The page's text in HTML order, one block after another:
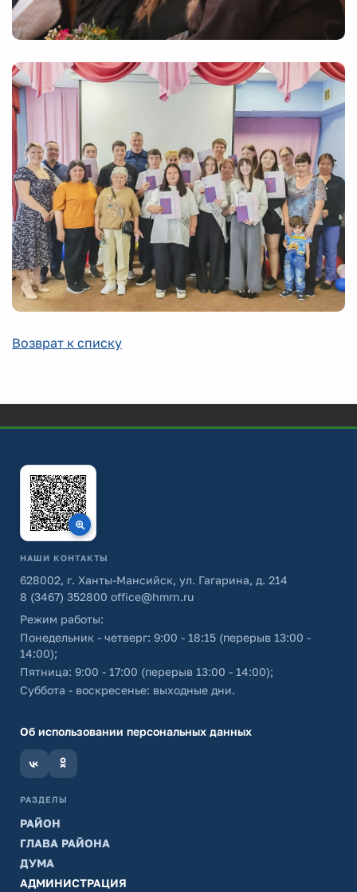
Возврат к списку
НАШИ КОНТАКТЫ
628002, г. Ханты-Мансийск, ул. Гагарина, д. 214
8 (3467) 352800 office@hmrn.ru
Режим работы:
Понедельник - четверг: 9:00 - 18:15 (перерыв 13:00 -
14:00);
Пятница: 9:00 - 17:00 (перерыв 13:00 - 14:00);
Суббота - воскресенье: выходные дни.
Об использовании персональных данных
РАЗДЕЛЫ
РАЙОН
ГЛАВА РАЙОНА
ДУМА
АДМИНИСТРАЦИЯ